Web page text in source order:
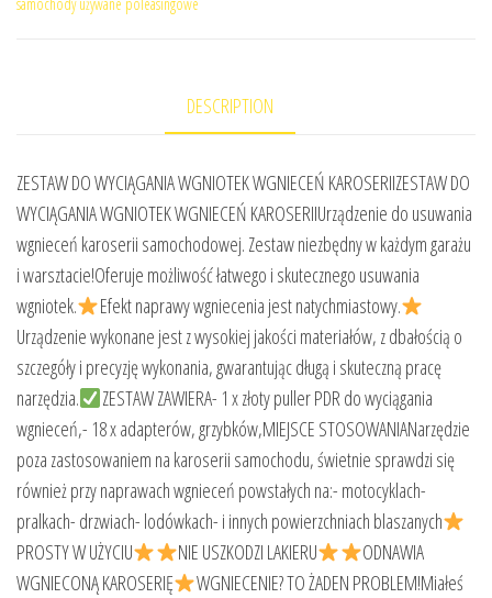
DESCRIPTION
ZESTAW DO WYCIĄGANIA WGNIOTEK WGNIECEŃ KAROSERIIZESTAW DO
WYCIĄGANIA WGNIOTEK WGNIECEŃ KAROSERIIUrządzenie do usuwania
wgnieceń karoserii samochodowej. Zestaw niezbędny w każdym garażu
i warsztacie!Oferuje możliwość łatwego i skutecznego usuwania
wgniotek.
Efekt naprawy wgniecenia jest natychmiastowy.
Urządzenie wykonane jest z wysokiej jakości materiałów, z dbałością o
szczegóły i precyzję wykonania, gwarantując długą i skuteczną pracę
narzędzia.
ZESTAW ZAWIERA- 1 x złoty puller PDR do wyciągania
wgnieceń,- 18 x adapterów, grzybków,MIEJSCE STOSOWANIANarzędzie
poza zastosowaniem na karoserii samochodu, świetnie sprawdzi się
również przy naprawach wgnieceń powstałych na:- motocyklach-
pralkach- drzwiach- lodówkach- i innych powierzchniach blaszanych
PROSTY W UŻYCIU
NIE USZKODZI LAKIERU
ODNAWIA
WGNIECONĄ KAROSERIĘ
WGNIECENIE? TO ŻADEN PROBLEM!Miałeś